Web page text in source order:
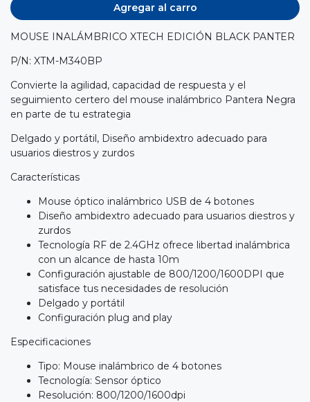
Agregar al carro
MOUSE INALÁMBRICO XTECH EDICIÓN BLACK PANTER
P/N: XTM-M340BP
Convierte la agilidad, capacidad de respuesta y el
seguimiento certero del mouse inalámbrico Pantera Negra
en parte de tu estrategia
Delgado y portátil, Diseño ambidextro adecuado para
usuarios diestros y zurdos
Características
Mouse óptico inalámbrico USB de 4 botones
Diseño ambidextro adecuado para usuarios diestros y
zurdos
Tecnología RF de 2.4GHz ofrece libertad inalámbrica
con un alcance de hasta 10m
Configuración ajustable de 800/1200/1600DPI que
satisface tus necesidades de resolución
Delgado y portátil
Configuración plug and play
Especificaciones
Tipo: Mouse inalámbrico de 4 botones
Tecnología: Sensor óptico
Resolución: 800/1200/1600dpi